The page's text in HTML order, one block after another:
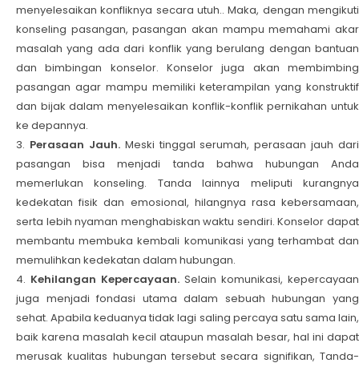
menyelesaikan konfliknya secara utuh.. Maka, dengan mengikuti
konseling pasangan, pasangan akan mampu memahami akar
masalah yang ada dari konflik yang berulang dengan bantuan
dan bimbingan konselor. Konselor juga akan membimbing
pasangan agar mampu memiliki keterampilan yang konstruktif
dan bijak dalam menyelesaikan konflik-konflik pernikahan untuk
ke depannya.
Perasaan Jauh.Meski tinggal serumah, perasaan jauh dari
pasangan bisa menjadi tanda bahwa hubungan Anda
memerlukan konseling. Tanda lainnya meliputi kurangnya
kedekatan fisik dan emosional, hilangnya rasa kebersamaan,
serta lebih nyaman menghabiskan waktu sendiri. Konselor dapat
membantu membuka kembali komunikasi yang terhambat dan
memulihkan kedekatan dalam hubungan.
Kehilangan Kepercayaan. Selain komunikasi, kepercayaan
juga menjadi fondasi utama dalam sebuah hubungan yang
sehat. Apabila keduanya tidak lagi saling percaya satu sama lain,
baik karena masalah kecil ataupun masalah besar, hal ini dapat
merusak kualitas hubungan tersebut secara signifikan, Tanda-